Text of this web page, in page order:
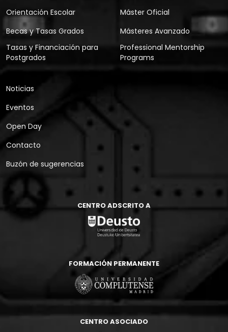
Orientación Escolar
Becas y Tasas Grados
Tasas y Financiación para
Postgrados
Máster Oficial
Másteres Avanzado
Professional Mentorship
Programs
Noticias
Eventos
Open Day
Contacto
Buzón de sugerencias
CENTRO ADSCRITO A
FORMACIÓN PERMANENTE
CENTRO ASOCIADO